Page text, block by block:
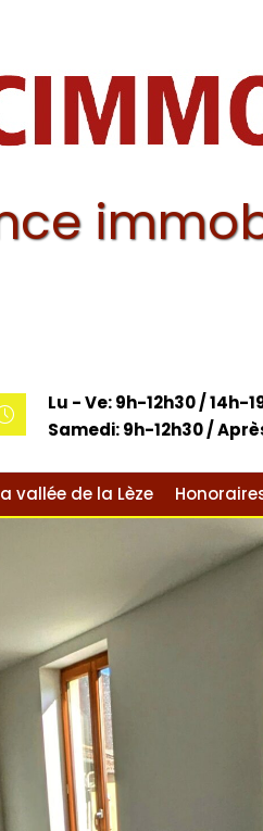
Lu - Ve: 9h-12h30 / 14h-
Samedi: 9h-12h30 /
vallée de la Lèze